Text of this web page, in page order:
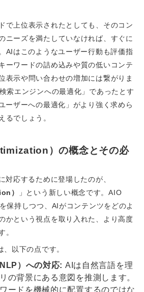
で上位表示されたとしても、そのコン
ニーズを満たしていなければ、すぐに
AIはこのようなユーザー行動も評価指
ーワードの詰め込みや質の低いコンテ
表示や問い合わせの増加には繋がりま
索エンジンへの最適化」であったとす
ーザーへの最適化」がより強く求めら
るでしょう。
）の概念とその必
対応するために登場したのが、
）
」という新しい概念です。AIO
保持しつつ、AIがコンテンツをどのよ
かという視点を取り入れた、より高度
。
以下の点です。
）への対応: AIは自然言語を理
の背景にある意図を推測します。
ードを機械的に配置するのではな